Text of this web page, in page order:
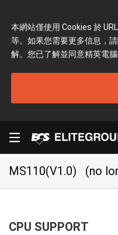
本網站僅使用 Cookies 於
等。如果您需要更多信息，
解。您已了解並同意精英電
MS110(V1.0) (no
CPU SUPPORT